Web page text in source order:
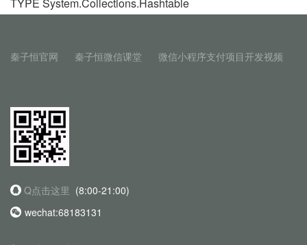
TYPE System.Collections.Hashtable
秦子恒官网 秦子恒微信课堂 微信小程序支付项目开发视频
Q点击这里 (8:00-21:00)
wechat:68183131